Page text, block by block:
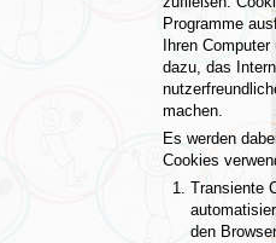
Programme
Ihren
dazu, das
machen.
Es werden
Cookies
Transiente
den